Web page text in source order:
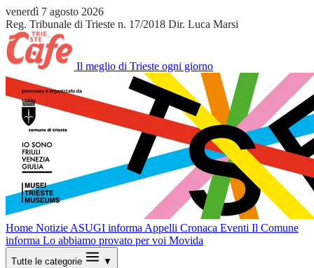
venerdì 7 agosto 2026
Reg. Tribunale di Trieste n. 17/2018 Dir. Luca Marsi
Il meglio di Trieste ogni giorno
Home Notizie ASUGI informa Appelli Cronaca Eventi Il Comune
informa Lo abbiamo provato per voi Movida
Tutte le categorie ▼